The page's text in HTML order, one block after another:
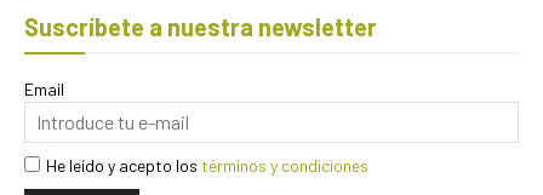
Suscríbete a nuestra newsletter
Email
He leído y acepto los términos y condiciones